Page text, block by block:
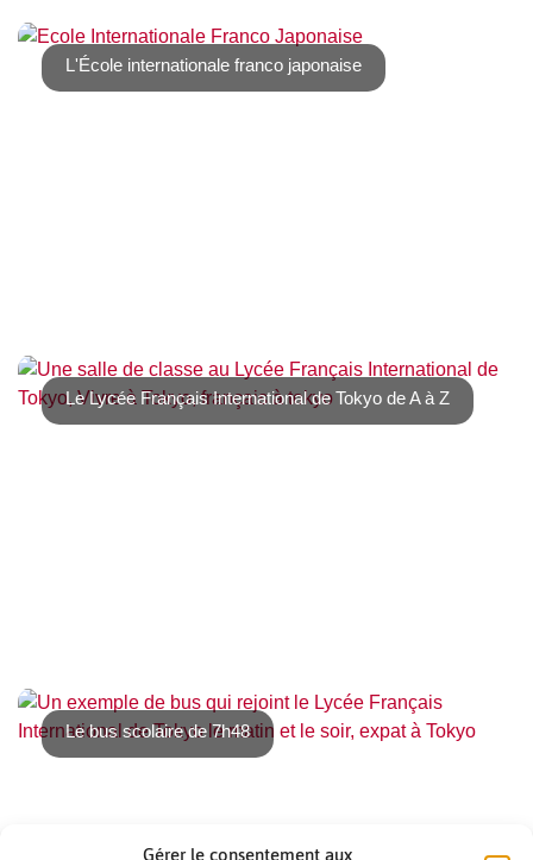
Gérer le consentement aux
de Manon, je me suis dit [...]
L'École internationale franco japonaise
installé dans la capitale [...]
Le Lycée Français International de Tokyo de A à Z
établissement de 1400 élèves allant de la [...]
Le bus scolaire de 7h48